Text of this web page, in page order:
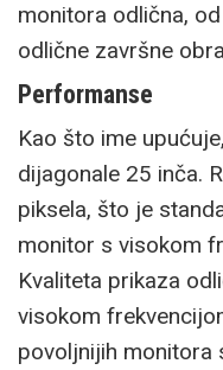
monitora odlična,
odlične završne
Performanse
Kao što ime
dijagonale 25 inča.
piksela, što je
monitor s visokom
Kvaliteta prikaza
visokom
povoljnijih monitora